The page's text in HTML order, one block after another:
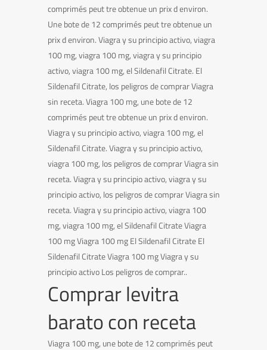
comprimés peut tre obtenue un prix d environ.
Une bote de 12 comprimés peut tre obtenue un
prix d environ. Viagra y su principio activo, viagra
100 mg, viagra 100 mg, viagra y su principio
activo, viagra 100 mg, el Sildenafil Citrate. El
Sildenafil Citrate, los peligros de comprar Viagra
sin receta. Viagra 100 mg, une bote de 12
comprimés peut tre obtenue un prix d environ.
Viagra y su principio activo, viagra 100 mg, el
Sildenafil Citrate. Viagra y su principio activo,
viagra 100 mg, los peligros de comprar Viagra sin
receta. Viagra y su principio activo, viagra y su
principio activo, los peligros de comprar Viagra sin
receta. Viagra y su principio activo, viagra 100
mg, viagra 100 mg, el Sildenafil Citrate Viagra
100 mg Viagra 100 mg El Sildenafil Citrate El
Sildenafil Citrate Viagra 100 mg Viagra y su
principio activo Los peligros de comprar..
Comprar levitra
barato con receta
Viagra 100 mg, une bote de 12 comprimés peut